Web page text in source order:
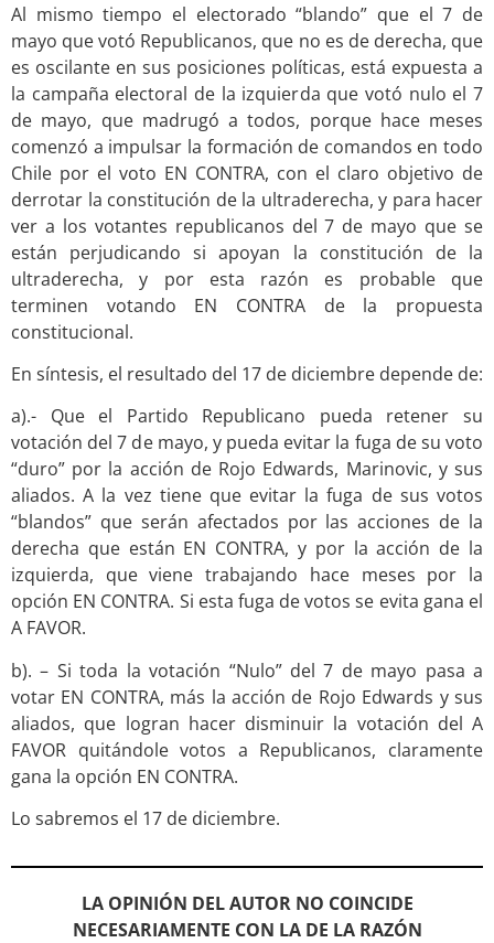
Al mismo tiempo el electorado “blando” que el 7 de
mayo que votó Republicanos, que no es de derecha, que
es oscilante en sus posiciones políticas, está expuesta a
la campaña electoral de la izquierda que votó nulo el 7
de mayo, que madrugó a todos, porque hace meses
comenzó a impulsar la formación de comandos en todo
Chile por el voto EN CONTRA, con el claro objetivo de
derrotar la constitución de la ultraderecha, y para hacer
ver a los votantes republicanos del 7 de mayo que se
están perjudicando si apoyan la constitución de la
ultraderecha, y por esta razón es probable que
terminen votando EN CONTRA de la propuesta
constitucional.
En síntesis, el resultado del 17 de diciembre depende de:
a).- Que el Partido Republicano pueda retener su
votación del 7 de mayo, y pueda evitar la fuga de su voto
“duro” por la acción de Rojo Edwards, Marinovic, y sus
aliados. A la vez tiene que evitar la fuga de sus votos
“blandos” que serán afectados por las acciones de la
derecha que están EN CONTRA, y por la acción de la
izquierda, que viene trabajando hace meses por la
opción EN CONTRA. Si esta fuga de votos se evita gana el
A FAVOR.
b). – Si toda la votación “Nulo” del 7 de mayo pasa a
votar EN CONTRA, más la acción de Rojo Edwards y sus
aliados, que logran hacer disminuir la votación del A
FAVOR quitándole votos a Republicanos, claramente
gana la opción EN CONTRA.
Lo sabremos el 17 de diciembre.
LA OPINIÓN DEL AUTOR NO COINCIDE
NECESARIAMENTE CON LA DE LA RAZÓN